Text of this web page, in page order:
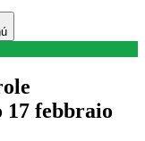
17 febbraio